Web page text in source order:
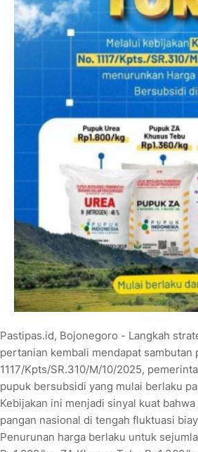
Pastipas.id, Bojonegoro - Langkah
pertanian kembali mendapat
1117/Kpts/SR.310/M/10/2025,
pupuk bersubsidi yang mulai berlaku
Kebijakan ini menjadi sinyal kuat
pangan nasional di tengah fluktuasi
Penurunan harga berlaku untuk